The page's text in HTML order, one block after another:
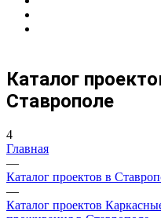
Каталог
Ставрополе
4
Главная
—
Каталог проектов в
—
Каталог проектов